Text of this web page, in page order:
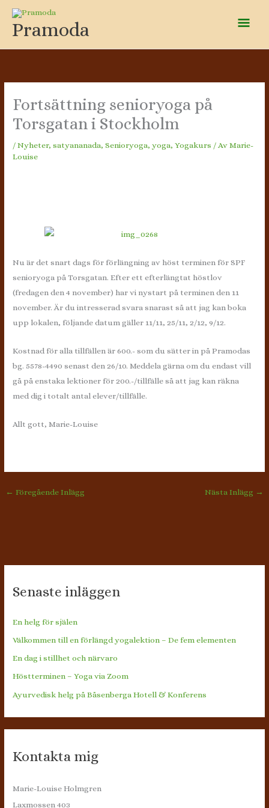
Hoppa
innehåll
Pramoda
Fortsättning senioryoga på
Torsgatan i Stockholm
/Nyheter,satyananada,Senioryoga,yoga,Yogakurs / AvMarie-
Louise
Nu är det snart dags för förlängning av höst terminen för SPF
senioryoga på Torsgatan. Efter ett efterlängtat höstlov
(fredagen den 4 november) har vi nystart på terminen den 11
november. Är du intresserad svara snarast så att jag kan boka
upp lokalen, följande datum gäller 11/11, 25/11, 2/12, 9/12.
Kostnad för alla tillfällen är 600.- som du sätter in på Pramodas
bg. 5578-4490 senast den 26/10. Meddela gärna om du endast vill
gå på enstaka lektioner för 200.-/tillfälle så att jag kan räkna
med dig i totalt antal elever/tillfälle.
Allt gott, Marie-Louise
← Föregående Inlägg Nästa Inlägg →
Senaste inläggen
En helg för själen
Välkommen till en förlängd yogalektion – De fem elementen
En dag i stillhet och närvaro
Höstterminen – Yoga via Zoom
Ayurvedisk helg på Båsenberga Hotell & Konferens
Kontakta mig
Marie-Louise Holmgren
Laxmossen 403